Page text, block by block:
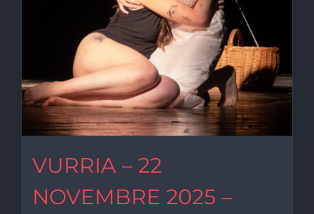
VURRIA – 22
NOVEMBRE 2025 –